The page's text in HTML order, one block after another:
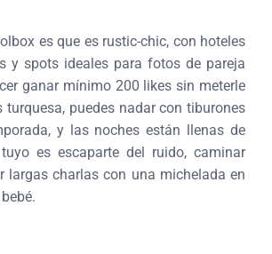
es que es rustic-chic, con hoteles
y spots ideales para fotos de pareja
ganar mínimo 200 likes sin meterle
turquesa, puedes nadar con tiburones
y las noches están llenas de
es escaparte del ruido, caminar
largas charlas con una michelada en